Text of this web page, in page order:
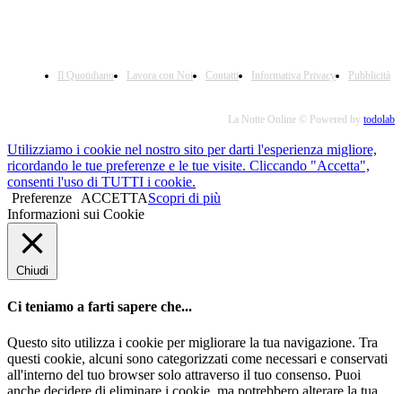
Il Quotidiano Lavora con Noi Contatti Informativa Privacy Pubblicità
La Notte Online © Powered by todolab
Utilizziamo i cookie nel nostro sito per darti l'esperienza migliore,
ricordando le tue preferenze e le tue visite. Cliccando "Accetta",
consenti l'uso di TUTTI i cookie.
Preferenze
ACCETTAScopri di più
Informazioni sui Cookie
Chiudi
Ci teniamo a farti sapere che...
Questo sito utilizza i cookie per migliorare la tua navigazione. Tra
questi cookie, alcuni sono categorizzati come necessari e conservati
all'interno del tuo browser solo attraverso il tuo consenso. Puoi
anche decidere di eliminare i cookie, ma potrebbero alterare la tua